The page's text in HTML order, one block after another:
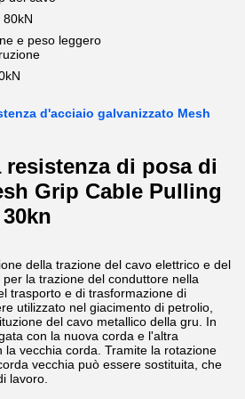
80kN
e peso leggero
d'acciaio galvanizzato Mesh
di posa di
Grip Cable Pulling
della trazione del cavo elettrico e del
la trazione del conduttore nella
trasporto e di trasformazione di
utilizzato nel giacimento di petrolio,
del cavo metallico della gru. In
con la nuova corda e l'altra
la vecchia corda. Tramite la rotazione
vecchia può essere sostituita, che
lavoro.